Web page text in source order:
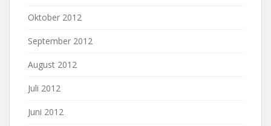
Oktober 2012
September 2012
August 2012
Juli 2012
Juni 2012